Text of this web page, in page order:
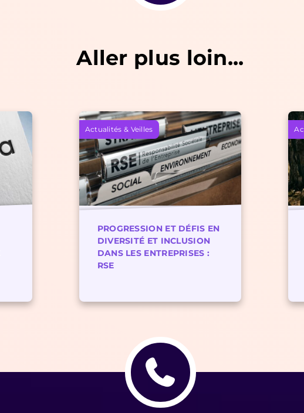
Aller plus loin...
Actualités & Veilles
PROGRESSION ET DÉFIS EN
DIVERSITÉ ET INCLUSION
DANS LES ENTREPRISES :
RSE